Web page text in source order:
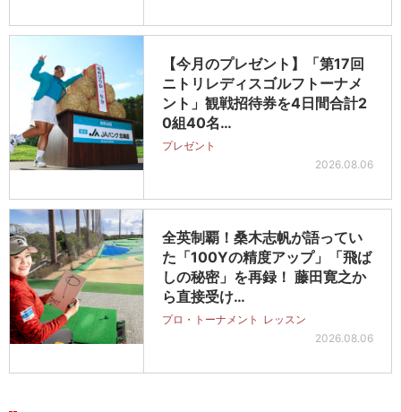
【今月のプレゼント】「第17回
ニトリレディスゴルフトーナメ
ント」観戦招待券を4日間合計2
0組40名…
プレゼント
2026.08.06
全英制覇！桑木志帆が語ってい
た「100Yの精度アップ」「飛ば
しの秘密」を再録！ 藤田寛之か
ら直接受け…
プロ・トーナメント レッスン
2026.08.06